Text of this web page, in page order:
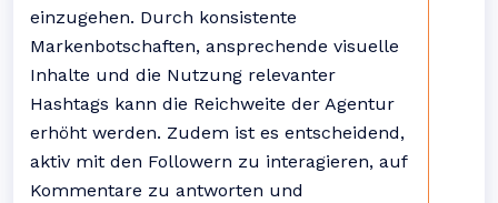
einzugehen. Durch konsistente
Markenbotschaften, ansprechende visuelle
Inhalte und die Nutzung relevanter
Hashtags kann die Reichweite der Agentur
erhöht werden. Zudem ist es entscheidend,
aktiv mit den Followern zu interagieren, auf
Kommentare zu antworten und